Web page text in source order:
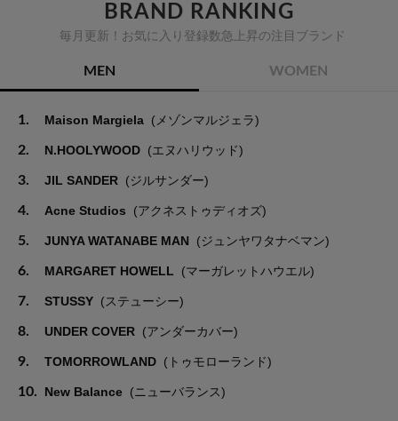
BRAND RANKING
毎月更新！お気に入り登録数急上昇の注目ブランド
MEN WOMEN
1. Maison Margiela (メゾンマルジェラ)
2. N.HOOLYWOOD (エヌハリウッド)
3. JIL SANDER (ジルサンダー)
4. Acne Studios (アクネストゥディオズ)
5. JUNYA WATANABE MAN (ジュンヤワタナベマン)
6. MARGARET HOWELL (マーガレットハウエル)
7. STUSSY (ステューシー)
8. UNDER COVER (アンダーカバー)
9. TOMORROWLAND (トゥモローランド)
10. New Balance (ニューバランス)